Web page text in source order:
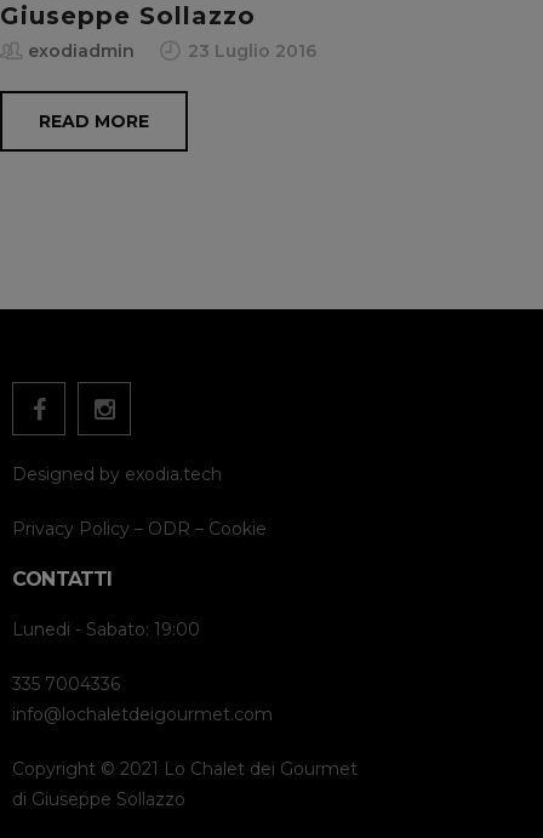
Giuseppe Sollazzo
exodiadmin 23 Luglio 2016
READ MORE
Designed by exodia.tech
Privacy Policy – ODR – Cookie
CONTATTI
Lunedi - Sabato: 19:00
335 7004336
info@lochaletdeigourmet.com
Copyright © 2021 Lo Chalet dei Gourmet
di Giuseppe Sollazzo